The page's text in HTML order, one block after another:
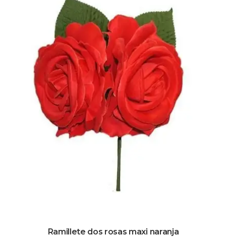
Ramillete dos rosas maxi naranja